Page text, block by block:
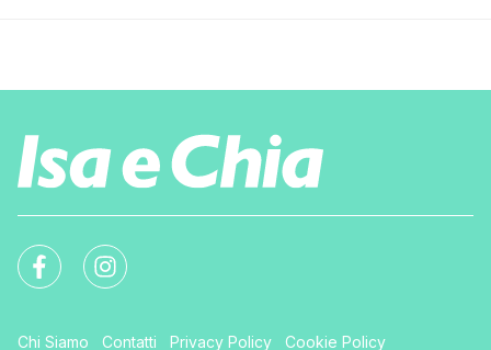
Chi Siamo Contatti Privacy Policy Cookie Policy